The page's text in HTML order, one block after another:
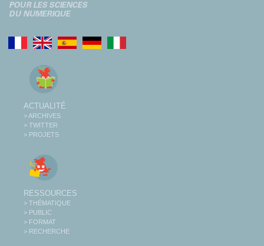
ACTUALITÉ
> ARCHIVES
> TWITTER
> PROJETS
RESSOURCES
> THÉMATIQUE
> PUBLIC
> FORMAT
> RECHERCHE